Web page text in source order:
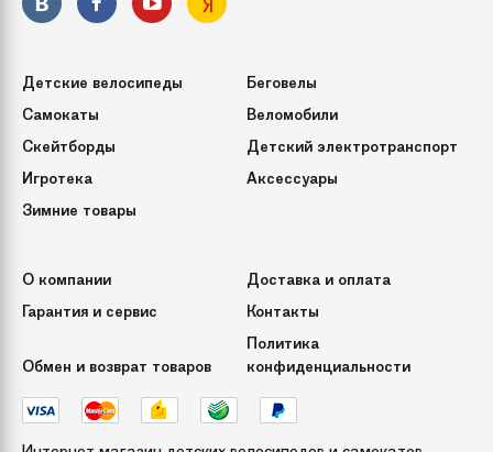
(ДхШхВ)
Модель "Мозайка" 95 см
Детские велосипеды
Беговелы
Самокаты
Веломобили
Скейтборды
Детский электротранспорт
Игротека
Аксессуары
Зимние товары
О компании
Доставка и оплата
Гарантия и сервис
Контакты
Обмен и возврат товаров
Политика
конфиденциальности